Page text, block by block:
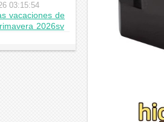
03:15:54
vacaciones de
2026sv